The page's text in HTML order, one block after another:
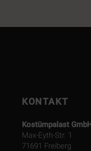
KONTAKT
Kostümpalast
Max-Eyth-Str. 1
71691 Freiberg